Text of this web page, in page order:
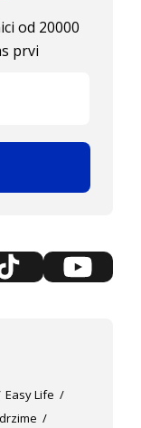
od 20000
prvi
Easy Life